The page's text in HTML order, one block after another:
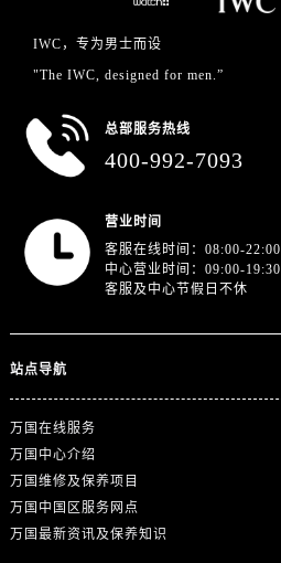
IWC，专为男士而设
"The IWC, designed for men.”
总部服务热线
400-992-7093
营业时间
客服在线时间：08:00-22:00
中心营业时间：09:00-19:30
客服及中心节假日不休
站点导航
万国在线服务
万国中心介绍
万国维修及保养项目
万国中国区服务网点
万国最新资讯及保养知识